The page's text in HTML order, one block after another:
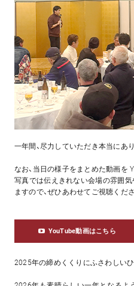
一年間、尽力していただき本当にあ
なお、当日の様子をまとめた動画を
写真では伝えきれない会場の雰囲
ますので、ぜひあわせてご視聴くださ
YouTube動画はこちら
2025年の締めくくりにふさわしいひ